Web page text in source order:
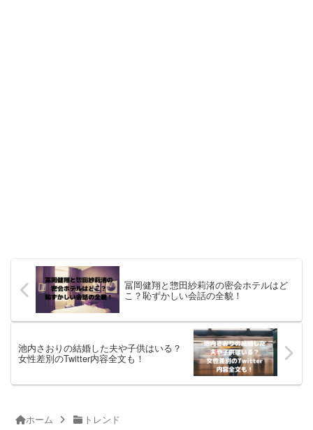
冨岡健翔と惣田紗莉渚の密会ホテルはど
こ？恥ずかしい会話の全貌！
池内さおりの結婚した夫や子供はいる？
女性差別のTwitter内容全文も！
ホーム トレンド